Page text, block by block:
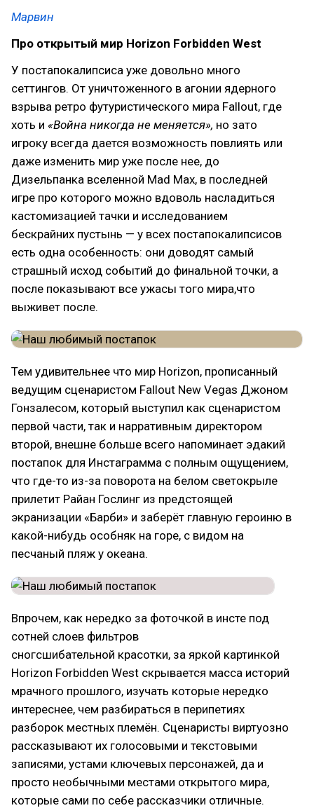
Марвин
Про открытый мир Horizon Forbidden West
У постапокалипсиса уже довольно много
сеттингов. От уничтоженного в агонии ядерного
взрыва ретро футуристического мира Fallout, где
хоть и «Война никогда не меняется», но зато
игроку всегда дается возможность повлиять или
даже изменить мир уже после нее, до
Дизельпанка вселенной Mad Max, в последней
игре про которого можно вдоволь насладиться
кастомизацией тачки и исследованием
бескрайних пустынь — у всех постапокалипсисов
есть одна особенность: они доводят самый
страшный исход событий до финальной точки, а
после показывают все ужасы того мира,что
выживет после.
Тем удивительнее что мир Horizon, прописанный
ведущим сценаристом Fallout New Vegas Джоном
Гонзалесом, который выступил как сценаристом
первой части, так и нарративным директором
второй, внешне больше всего напоминает эдакий
постапок для Инстаграмма с полным ощущением,
что где-то из-за поворота на белом светокрыле
прилетит Райан Гослинг из предстоящей
экранизации «Барби» и заберёт главную героиню в
какой-нибудь особняк на горе, с видом на
песчаный пляж у океана.
Впрочем, как нередко за фоточкой в инсте под
сотней слоев фильтров
сногсшибательной красотки, за яркой картинкой
Horizon Forbidden West скрывается масса историй
мрачного прошлого, изучать которые нередко
интереснее, чем разбираться в перипетиях
разборок местных племён. Сценаристы виртуозно
рассказывают их голосовыми и текстовыми
записями, устами ключевых персонажей, да и
просто необычными местами открытого мира,
которые сами по себе рассказчики отличные.